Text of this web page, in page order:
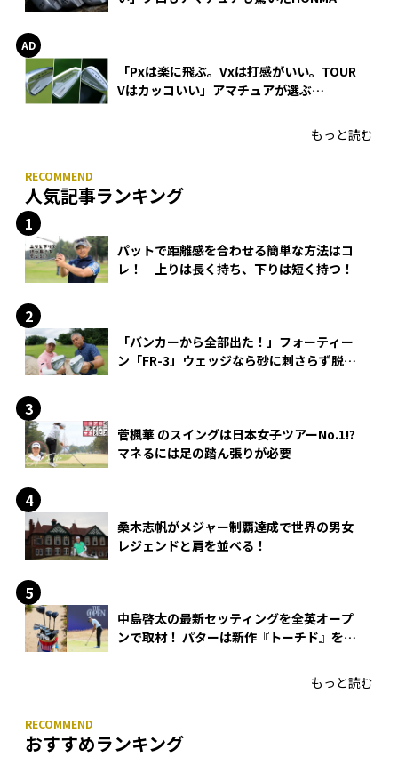
「Pxは楽に飛ぶ。Vxは打感がいい。TOUR
Vはカッコいい」アマチュアが選ぶ
もっと読む
人気記事ランキング
パットで距離感を合わせる簡単な方法はコ
レ！ 上りは長く持ち、下りは短く持つ！
「バンカーから全部出た！」フォーティー
ン「FR-3」ウェッジなら砂に刺さらず脱出
菅楓華 のスイングは日本女子ツアーNo.1!?
マネるには足の踏ん張りが必要
桑木志帆がメジャー制覇達成で世界の男女
レジェンドと肩を並べる！
中島啓太の最新セッティングを全英オープ
ンで取材！ パターは新作『トーチド』を投
もっと読む
おすすめランキング